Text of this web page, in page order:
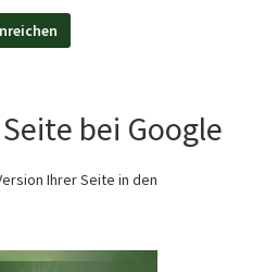
bei Google
Ihrer Seite in den